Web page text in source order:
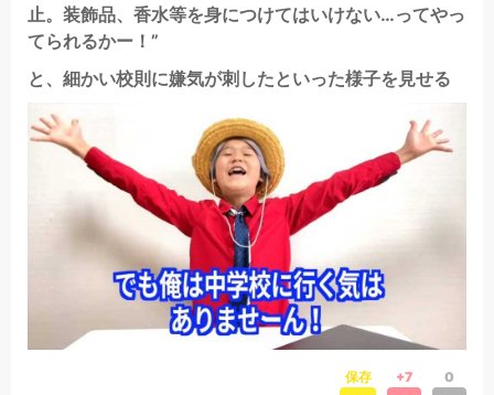
止。装飾品、香水等を身につけてはいけない…ってやっ
てられるかー！”
と、細かい校則に嫌気が刺したといった様子を見せる
保存 +7 0